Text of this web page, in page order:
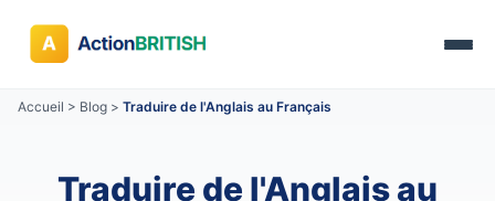
Accueil > Blog > Traduire de l'Anglais au Français
Traduire de l'Anglais au